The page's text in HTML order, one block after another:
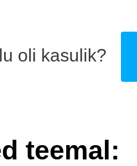
oli kasulik?
teemal: